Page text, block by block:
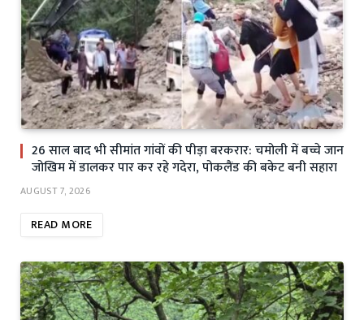
26 साल बाद भी सीमांत गांवों की पीड़ा बरकरार: चमोली में बच्चे जान
जोखिम में डालकर पार कर रहे गदेरा, पोकलैंड की बकेट बनी सहारा
AUGUST 7, 2026
READ MORE